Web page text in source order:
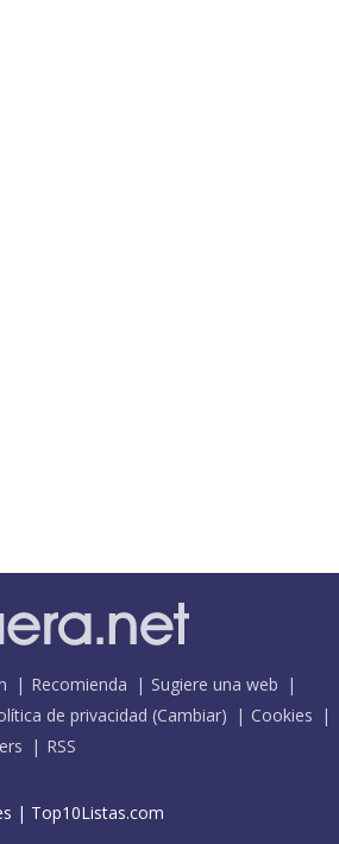
Recomienda
Sugiere una web
de privacidad (Cambiar)
Cookies
RSS
| Top10Listas.com